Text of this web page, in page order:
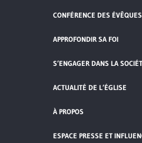
CONFÉRENCE DES
APPROFONDIR SA FOI
S’ENGAGER DANS LA
ACTUALITÉ DE L’ÉGLISE
À PROPOS
ESPACE PRESSE ET